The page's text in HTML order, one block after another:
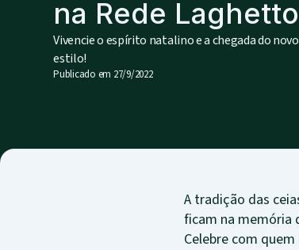
na Rede Laghetto
Vivencie o espírito natalino e a chegada do
estilo!
Publicado em 27/9/2022
A tradição das
ficam na memória
Celebre com